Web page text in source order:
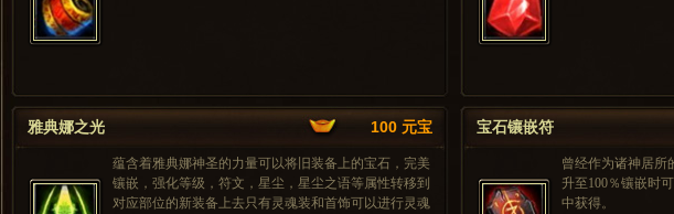
雅典娜之光 100 元宝
蕴含着雅典娜神圣的力量可以将旧装备上的宝石，完美
镶嵌，强化等级，符文，星尘，星尘之语等属性转移到
对应部位的新装备上去只有灵魂装和首饰可以进行灵魂
宝石镶嵌符
曾经作为诸神居所
升至100％镶嵌时
中获得。